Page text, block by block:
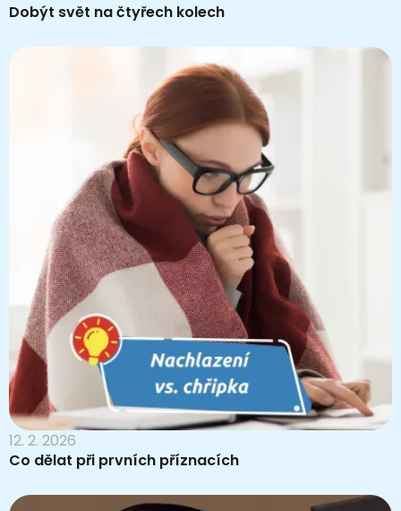
Dobýt svět na čtyřech kolech
12. 2. 2026
Co dělat při prvních příznacích